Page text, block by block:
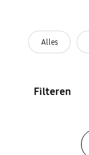
Alles
Filteren